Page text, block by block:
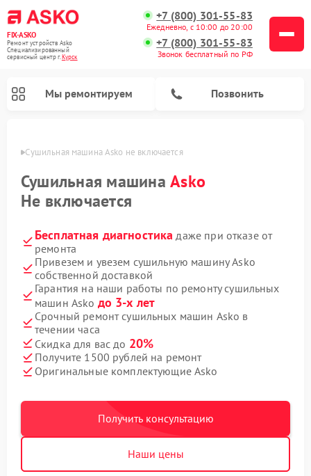
FIX-ASKO
Ремонт устройств Asko
Специализированный
cервисный центр г.Курск
+7 (800) 301-55-83
Ежедневно, с 10:00 до 20:00
+7 (800) 301-55-83
Звонок бесплатный по РФ
Мы ремонтируем Позвонить
Сушильная машина Asko не включается
Сушильная машинаAsko
Не включается
Бесплатная диагностика даже при отказе от
ремонта
Привезем и увезем сушильную машину Asko
собственной доставкой
Гарантия на наши работы по ремонту сушильных
машин Asko до 3-х лет
Срочный ремонт сушильных машин Asko в
течении часа
Скидка для вас до 20%
Получите 1500 рублей на ремонт
Оригинальные комплектующие Asko
Получить консультацию
Наши цены